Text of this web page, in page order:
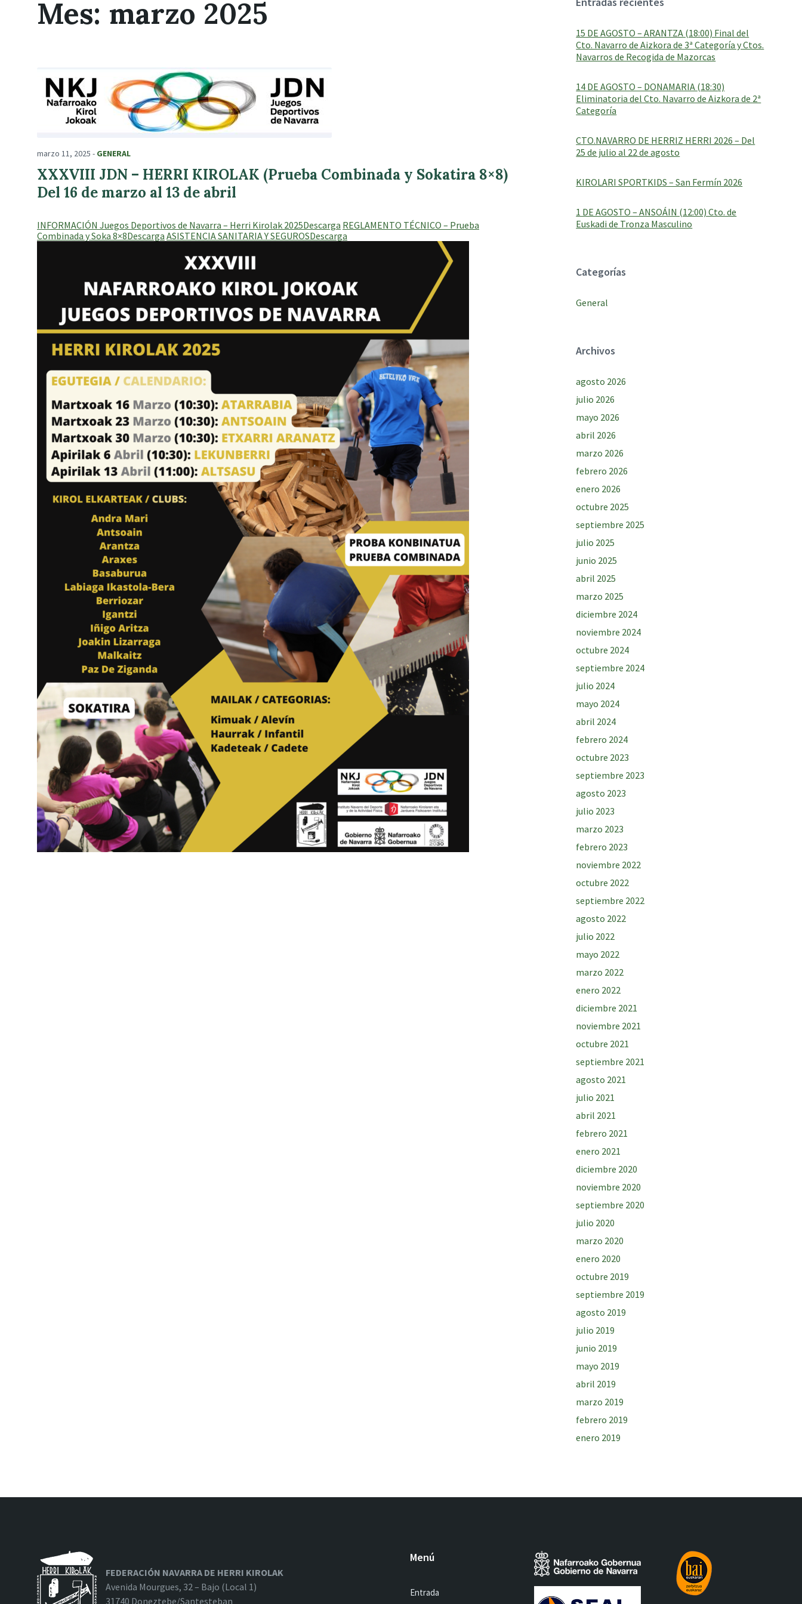
:
Mes: marzo 2025
marzo 11, 2025 - GENERAL
XXXVIII JDN – HERRI KIROLAK (Prueba Combinada y Sokatira 8×8)
Del 16 de marzo al 13 de abril
INFORMACIÓN Juegos Deportivos de Navarra – Herri Kirolak 2025Descarga REGLAMENTO TÉCNICO – Prueba
Combinada y Soka 8×8Descarga ASISTENCIA SANITARIA Y SEGUROSDescarga
15 DE AGOSTO – ARANTZA (18:00) Final del
Cto. Navarro de Aizkora de 3ª Categoría y Ctos.
Navarros de Recogida de Mazorcas
14 DE AGOSTO – DONAMARIA (18:30)
Eliminatoria del Cto. Navarro de Aizkora de 2ª
Categoría
CTO.NAVARRO DE HERRIZ HERRI 2026 – Del
25 de julio al 22 de agosto
KIROLARI SPORTKIDS – San Fermín 2026
1 DE AGOSTO – ANSOÁIN (12:00) Cto. de
Euskadi de Tronza Masculino
Categorías
General
Archivos
agosto 2026
julio 2026
mayo 2026
abril 2026
marzo 2026
febrero 2026
enero 2026
octubre 2025
septiembre 2025
julio 2025
junio 2025
abril 2025
marzo 2025
diciembre 2024
noviembre 2024
octubre 2024
septiembre 2024
julio 2024
mayo 2024
abril 2024
febrero 2024
octubre 2023
septiembre 2023
agosto 2023
julio 2023
marzo 2023
febrero 2023
noviembre 2022
octubre 2022
septiembre 2022
agosto 2022
julio 2022
mayo 2022
marzo 2022
enero 2022
diciembre 2021
noviembre 2021
octubre 2021
septiembre 2021
agosto 2021
julio 2021
abril 2021
febrero 2021
enero 2021
diciembre 2020
noviembre 2020
septiembre 2020
julio 2020
marzo 2020
enero 2020
octubre 2019
septiembre 2019
agosto 2019
julio 2019
junio 2019
mayo 2019
abril 2019
marzo 2019
febrero 2019
enero 2019
FEDERACIÓN NAVARRA DE HERRI KIROLAK
Avenida Mourgues, 32 – Bajo (Local 1)
31740 Doneztebe/Santesteban
Menú
Entrada